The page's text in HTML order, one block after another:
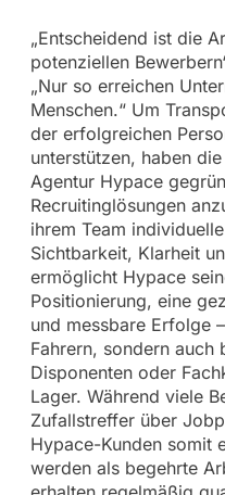
„Entscheidend ist die
potenziellen
„Nur so erreichen
Menschen.“ Um
der erfolgreichen
unterstützen, haben
Agentur Hypace
Recruitinglösungen
ihrem Team
Sichtbarkeit, Klarheit
ermöglicht Hypace
Positionierung, eine
und messbare Erfolge
Fahrern, sondern auch
Disponenten oder
Lager. Während viele
Zufallstreffer über
Hypace-Kunden somit
werden als begehrte